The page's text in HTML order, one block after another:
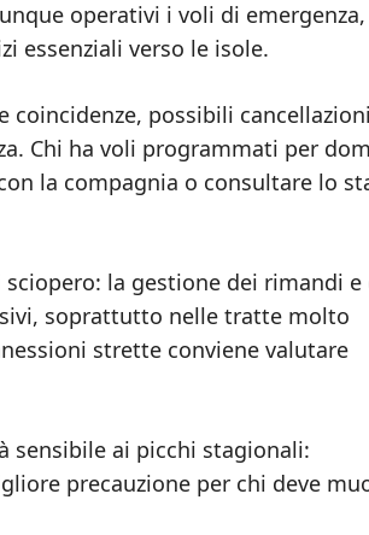
operativi i voli di
essenziali verso le isole.
coincidenze, possibili cancellazioni
Chi ha voli programmati per
la compagnia o consultare lo
la gestione dei rimandi e
soprattutto nelle tratte molto
strette conviene valutare
sensibile ai picchi stagionali:
precauzione per chi deve